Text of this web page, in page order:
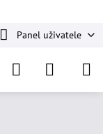
Panel uživatele